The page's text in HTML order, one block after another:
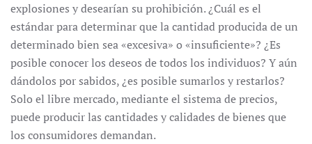
explosiones y desearían su prohibición. ¿Cuál es el
estándar para determinar que la cantidad producida de un
determinado bien sea «excesiva» o «insuficiente»? ¿Es
posible conocer los deseos de todos los individuos? Y aún
dándolos por sabidos, ¿es posible sumarlos y restarlos?
Solo el libre mercado, mediante el sistema de precios,
puede producir las cantidades y calidades de bienes que
los consumidores demandan.